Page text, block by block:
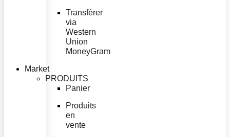
Transférer
via
Western
Union
MoneyGram
Market
PRODUITS
Panier
Produits
en
vente